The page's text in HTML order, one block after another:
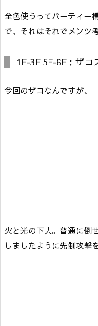
全色使うってパーティー
で、それはそれでメンツ
1F-3F 5F-6F：ザコ
今回のザコなんですが、
火と光の下人。普通に倒
しましたように先制攻撃